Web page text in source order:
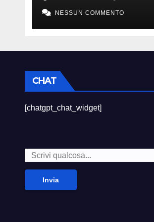
sempre divertito”
NESSUN COMMENTO
CHAT
[chatgpt_chat_widget]
Invia